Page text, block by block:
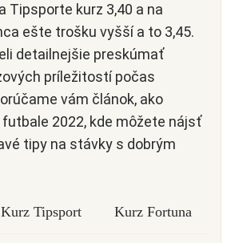
Tipsporte kurz 3,40 a na
ešte trošku vyšší a to 3,45.
detailnejšie preskúmať
príležitostí počas
vám článok, ako
2022, kde môžete nájsť
tipy na stávky s dobrým
Kurz Tipsport Kurz Fortuna